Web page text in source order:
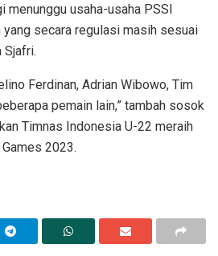
menunggu usaha-usaha PSSI
secara regulasi masih sesuai
Sjafri.
Ferdinan, Adrian Wibowo, Tim
pemain lain,” tambah sosok
Timnas Indonesia U-22 meraih
2023.